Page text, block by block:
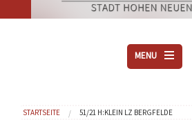
MENU
VEREINE
Sie sind hier
STARTSEITE 51/21 H:KLEIN LZ BERGFELDE